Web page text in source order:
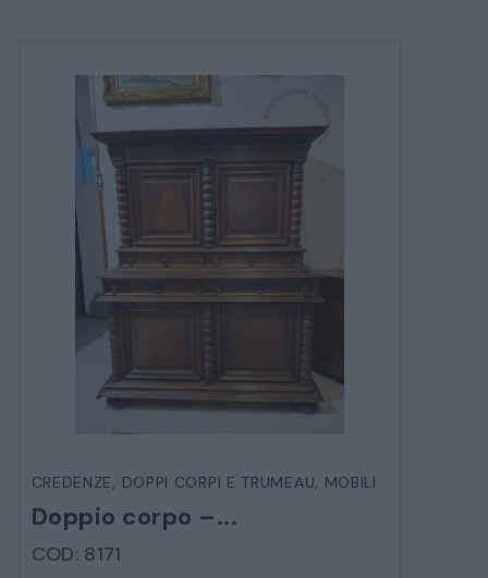
CREDENZE, DOPPI CORPI E TRUMEAU, MOBILI
Doppio corpo –...
COD: 8171